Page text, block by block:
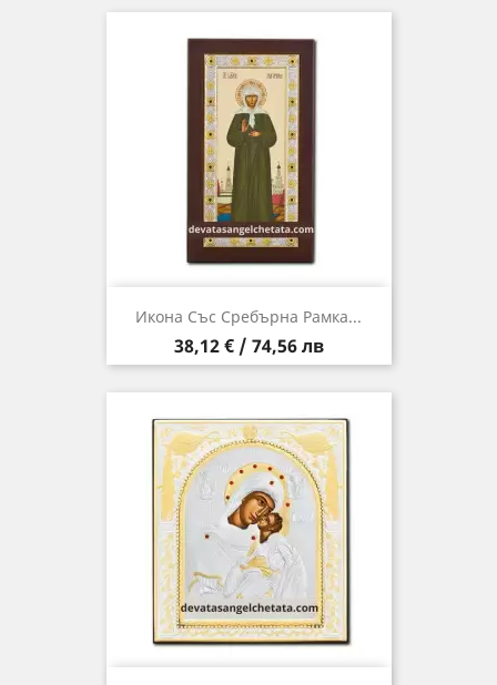
Икона Със Сребърна Рамка...
Цена
38,12 € / 74,56 лв